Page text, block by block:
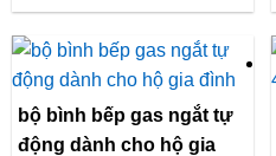
bộ bình bếp gas ngắt tự
động dành cho hộ gia